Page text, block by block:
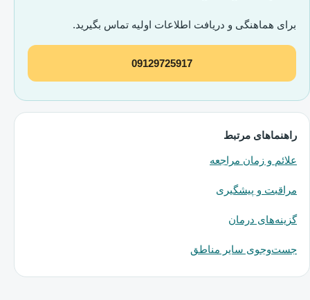
برای هماهنگی و دریافت اطلاعات اولیه تماس بگیرید.
09129725917
راهنماهای مرتبط
علائم و زمان مراجعه
مراقبت و پیشگیری
گزینه‌های درمان
جست‌وجوی سایر مناطق